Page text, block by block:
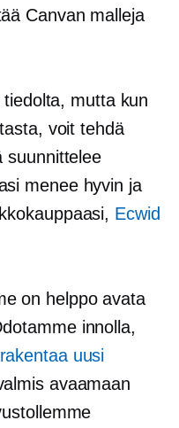
Canvan malleja
mutta kun
voit tehdä
suunnittelee
menee hyvin ja
Ecwid
on helppo avata
innolla,
rakentaa uusi
avaamaan